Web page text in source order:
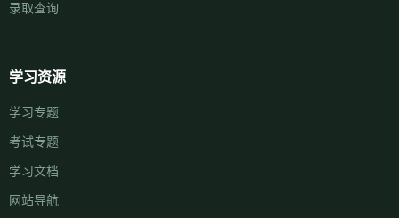
录取查询
学习资源
学习专题
考试专题
学习文档
网站导航